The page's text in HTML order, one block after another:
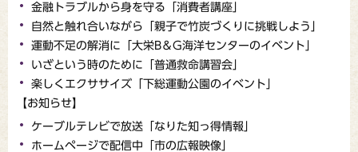
金融トラブルから身を守る「消費者講座」
自然と触れ合いながら「親子で竹炭づくりに挑戦しよう」
運動不足の解消に「大栄B＆G海洋センターのイベント」
いざという時のために「普通救命講習会」
楽しくエクササイズ「下総運動公園のイベント」
【お知らせ】
ケーブルテレビで放送「なりた知っ得情報」
ホームページで配信中「市の広報映像」